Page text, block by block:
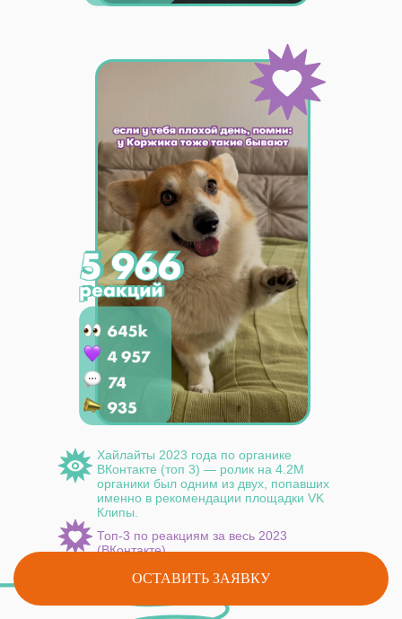
ОСТАВИТЬ ЗАЯВКУ
Хайлайты 2023 года по органике
ВКонтакте (топ 3) — ролик на 4.2М
органики был одним из двух, попавших
именно в рекомендации площадки VK
Клипы.
Топ-3 по реакциям за весь 2023
(ВКонтакте).